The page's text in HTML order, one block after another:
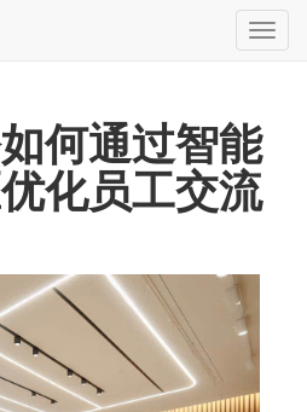
切
换
何通过智能
化员工交流